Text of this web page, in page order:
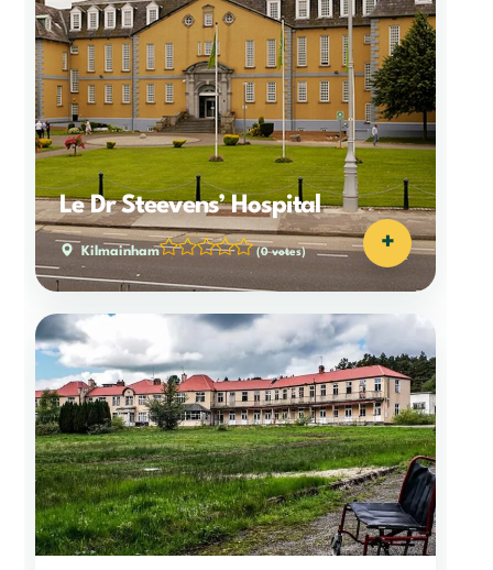
Le Dr Steevens’ Hospital
Kilmainham (0 votes) +